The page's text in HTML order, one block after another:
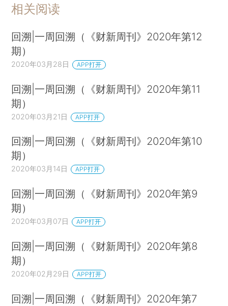
相关阅读
回溯|一周回溯（《财新周刊》2020年第12
期）
2020年03月28日 APP打开
回溯|一周回溯（《财新周刊》2020年第11
期）
2020年03月21日 APP打开
回溯|一周回溯（《财新周刊》2020年第10
期）
2020年03月14日 APP打开
回溯|一周回溯（《财新周刊》2020年第9
期）
2020年03月07日 APP打开
回溯|一周回溯（《财新周刊》2020年第8
期）
2020年02月29日 APP打开
回溯|一周回溯（《财新周刊》2020年第7